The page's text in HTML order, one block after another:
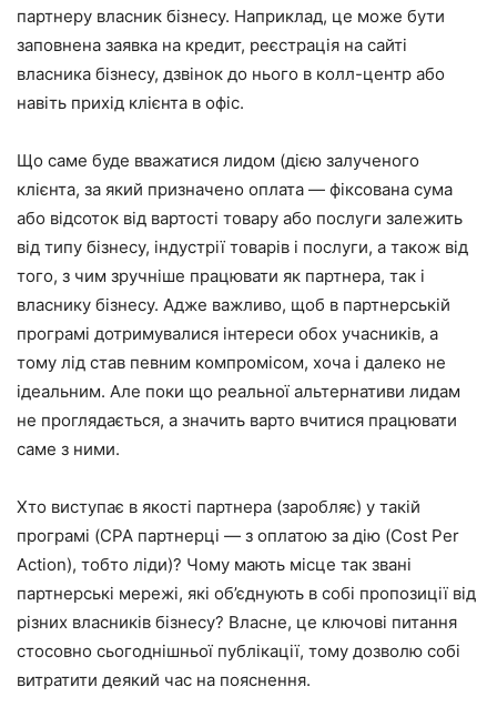
партнеру власник бізнесу. Наприклад, це може бути
заповнена заявка на кредит, реєстрація на сайті
власника бізнесу, дзвінок до нього в колл-центр або
навіть прихід клієнта в офіс.
Що саме буде вважатися лидом (дією залученого
клієнта, за який призначено оплата — фіксована сума
або відсоток від вартості товару або послуги залежить
від типу бізнесу, індустрії товарів і послуги, а також від
того, з чим зручніше працювати як партнера, так і
власнику бізнесу. Адже важливо, щоб в партнерській
програмі дотримувалися інтереси обох учасників, а
тому лід став певним компромісом, хоча і далеко не
ідеальним. Але поки що реальної альтернативи лидам
не проглядається, а значить варто вчитися працювати
саме з ними.
Хто виступає в якості партнера (заробляє) у такій
програмі (CPA партнерці — з оплатою за дію (Cost Per
Action), тобто ліди)? Чому мають місце так звані
партнерські мережі, які об’єднують в собі пропозиції від
різних власників бізнесу? Власне, це ключові питання
стосовно сьогоднішньої публікації, тому дозволю собі
витратити деякий час на пояснення.